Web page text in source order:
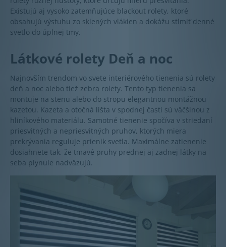
Existujú aj vysoko zatemňujúce blackout rolety, ktoré
obsahujú výstuhu zo sklených vlákien a dokážu stlmiť denné
svetlo do úplnej tmy.
Látkové rolety Deň a noc
Najnovším trendom vo svete interiérového tienenia sú rolety
deň a noc alebo tiež zebra rolety. Tento typ tienenia sa
montuje na stenu alebo do stropu elegantnou montážnou
kazetou. Kazeta a otočná lišta v spodnej časti sú väčšinou z
hliníkového materiálu. Samotné tienenie spočíva v striedaní
priesvitných a nepriesvitných pruhov, ktorých miera
prekrývania reguluje prienik svetla. Maximálne zatienenie
dosiahnete tak, že tmavé pruhy prednej aj zadnej látky na
seba plynule nadväzujú.